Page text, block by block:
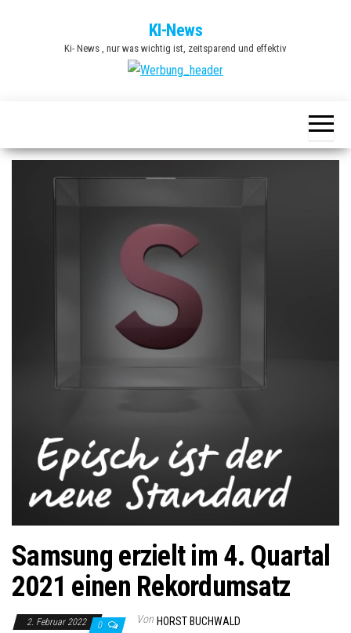
KI-News
Ki- News , nur was wichtig ist, zeitsparend und effektiv
Samsung erzielt im 4. Quartal
2021 einen Rekordumsatz
2. Februar 2022 0 Von HORST BUCHWALD